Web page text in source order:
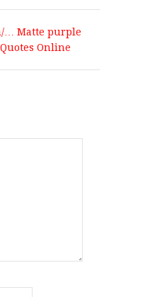
… Matte purple
Online